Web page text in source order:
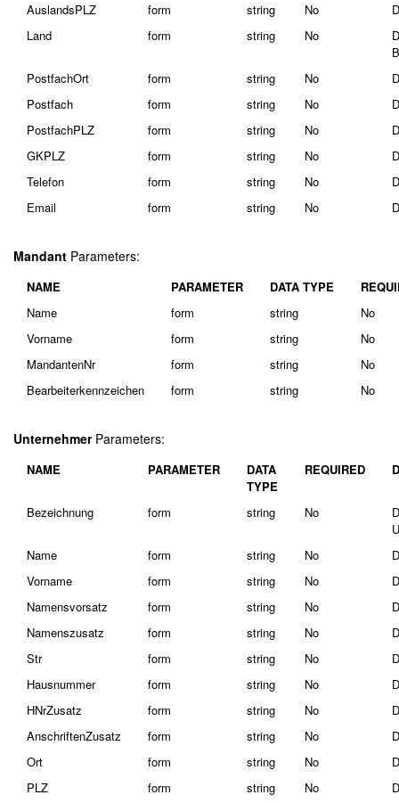
AuslandsPLZ
form string No
Land
form string No
PostfachOrt
form string No
Postfach
form string No
PostfachPLZ
form string No
GKPLZ
form string No
Telefon
form string No
Email
form string No
Mandant Parameters:
NAME PARAMETER DATA TYPE
Name
form string
No
Vorname
form string
No
MandantenNr
form string
No
Bearbeiterkennzeichen
form string No
UnternehmerParameters:
NAME PARAMETER
DATA
TYPE
REQUIRED
Bezeichnung form string No
Name
form string No
Vorname
form string No
Namensvorsatz
form string No
Namenszusatz
form string No
Str
form string No
Hausnummer
form string No
HNrZusatz
form string No
AnschriftenZusatz
form string No
Ort
form string No
PLZ
form string No